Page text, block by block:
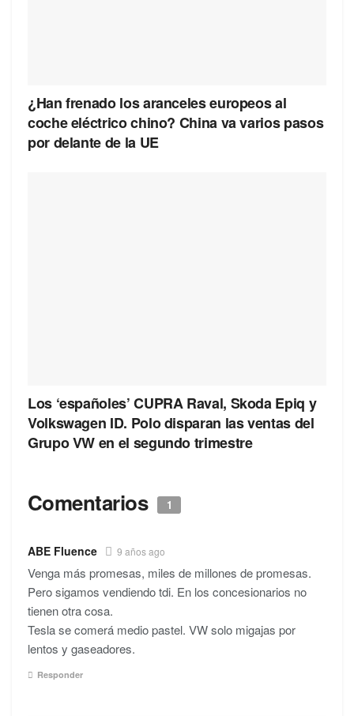
¿Han frenado los aranceles europeos al
coche eléctrico chino? China va varios pasos
por delante de la UE
Los ‘españoles’ CUPRA Raval, Skoda Epiq y
Volkswagen ID. Polo disparan las ventas del
Grupo VW en el segundo trimestre
Comentarios 1
ABE Fluence 9 años ago
Venga más promesas, miles de millones de promesas.
Pero sigamos vendiendo tdi. En los concesionarios no
tienen otra cosa.
Tesla se comerá medio pastel. VW solo migajas por
lentos y gaseadores.
Responder